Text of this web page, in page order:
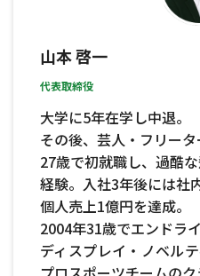
山本 啓一
代表取締役
大学に5年在学し中退。
その後、芸人・フリータ
27歳で初就職し、過酷
経験。入社3年後には社
個人売上1億円を達成。
2004年31歳でエンドラ
ディスプレイ・ノベル